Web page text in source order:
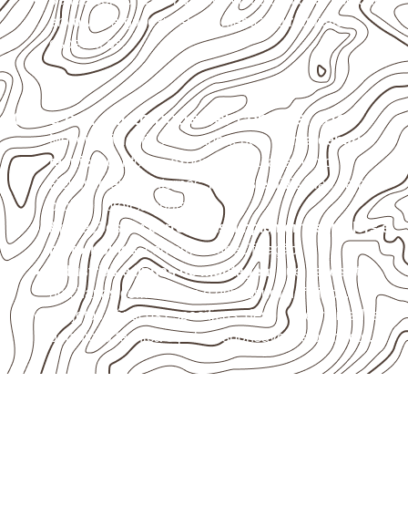
envolva carga, exposição intensa ou requisitos
específicos.
Onde o produto pode ser considerado
Móveis, divisórias e componentes de
marcenaria
técnica
, conforme exposição e acabamento.
Revestimentos internos, painéis e divisórias para
projetos profissionais.
Aplicações emcarrocerias, implementos, trailers e
motorhomes, conforme especificação.
Indústrias e linhas de montagem que necessitam
de chapas com formato e espessura definidos.
Projetos náuticos específicos, desde que validados
pela ficha técnica e pelo responsável pelo projeto.